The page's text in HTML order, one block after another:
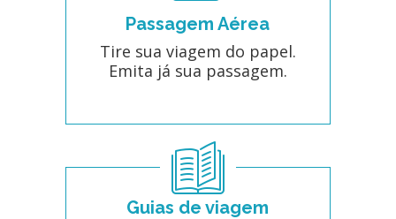
Passagem Aérea
Tire sua viagem do papel.
Emita já sua passagem.
Guias de viagem